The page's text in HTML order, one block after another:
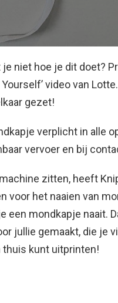
niet hoe je dit doet?
video van
gezet!
verplicht in alle
vervoer en bij
zitten, heeft
voor het naaien van
een mondkapje naait.
jullie gemaakt, die je
thuis kunt uitprinten!